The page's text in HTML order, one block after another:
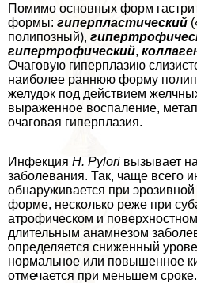
Помимо основных форм
формы: гиперпластический
полипозный),
гипертрофический,
Очаговую гиперплазию
наиболее раннюю форму
желудок под действием
выраженное воспаление,
очаговая гиперплазия.
Инфекция Н. Pylori вызывает
заболевания. Так, чаще всего
обнаруживается при
форме, несколько реже при
атрофическом и
длительным анамнезом
определяется сниженный
нормальное или повышенное
отмечается при меньшем сроке.